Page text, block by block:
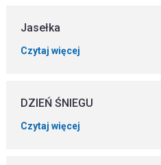
Jasełka
Czytaj więcej
DZIEŃ ŚNIEGU
Czytaj więcej